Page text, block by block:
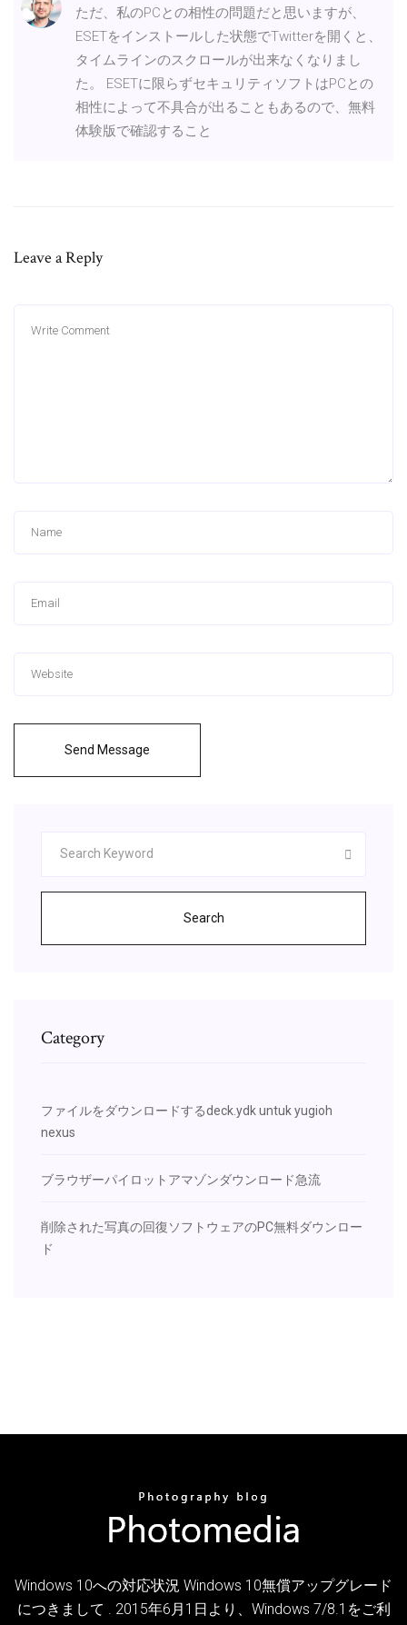
ただ、私のPCとの相性の問題だと思いますが、
ESETをインストールした状態でTwitterを開くと、
タイムラインのスクロールが出来なくなりまし
た。 ESETに限らずセキュリティソフトはPCとの
相性によって不具合が出ることもあるので、無料
体験版で確認すること
Leave a Reply
Send Message
Search
Category
ファイルをダウンロードするdeck.ydk untuk yugioh
nexus
ブラウザーパイロットアマゾンダウンロード急流
削除された写真の回復ソフトウェアのPC無料ダウンロー
ド
Windows 10への対応状況 Windows 10無償アップグレード
につきまして . 2015年6月1日より、Windows 7/8.1をご利